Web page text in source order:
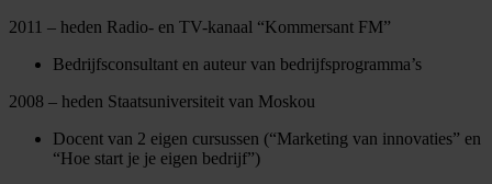
2011 – heden Radio- en TV-kanaal “Kommersant FM”
Bedrijfsconsultant en auteur van bedrijfsprogramma’s
2008 – heden Staatsuniversiteit van Moskou
Docent van 2 eigen cursussen (“Marketing van innovaties” en
“Hoe start je je eigen bedrijf”)